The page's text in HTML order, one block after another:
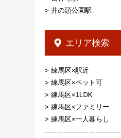
井の頭公園駅
エリア検索
練馬区×駅近
練馬区×ペット可
練馬区×1LDK
練馬区×ファミリー
練馬区×一人暮らし